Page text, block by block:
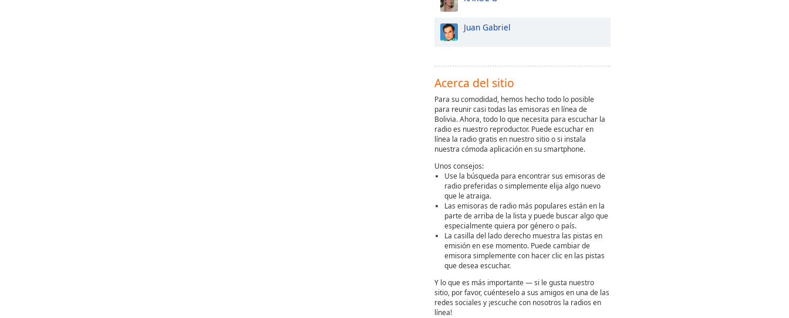
Juan Gabriel
Acerca del sitio
Para su comodidad, hemos hecho todo lo posible
para reunir casi todas las emisoras en línea de
Bolivia. Ahora, todo lo que necesita para escuchar la
radio es nuestro reproductor. Puede escuchar en
línea la radio gratis en nuestro sitio o si instala
nuestra cómoda aplicación en su smartphone.
Unos consejos:
Use la búsqueda para encontrar sus emisoras de
radio preferidas o simplemente elija algo nuevo
que le atraiga.
Las emisoras de radio más populares están en la
parte de arriba de la lista y puede buscar algo que
especialmente quiera por género o país.
La casilla del lado derecho muestra las pistas en
emisión en ese momento. Puede cambiar de
emisora simplemente con hacer clic en las pistas
que desea escuchar.
Y lo que es más importante — si le gusta nuestro
sitio, por favor, cuénteselo a sus amigos en una de las
redes sociales y ¡escuche con nosotros la radios en
línea!